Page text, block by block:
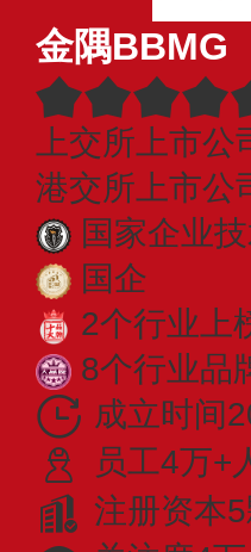
金隅BBMG
上交所上市公
港交所上市公
国家企业
国企
2个行业上
8个行业品
成立时间
员工4万+
注册资本